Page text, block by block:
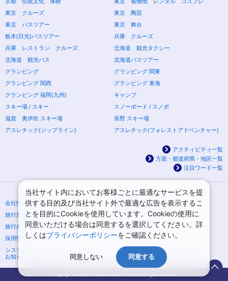
東京 クルーズ
東京 陶芸
東京 バスツアー
東京 舞台
栃木(日光)バスツアー
兵庫 クルーズ
兵庫 レストラン クルーズ
北海道 観光タクシー
北海道 観光バス
北海道バスツアー
グランピング
グランピング 関東
グランピング 関西
グランピング 東海
グランピング 福岡(九州)
キャンプ
スキー場 / スキー
スノーボード / スノボ
滋賀 奥伊吹 スキー場
長野 スキー場
アスレチック(ジップライン)
アスレチック(フォレストアドベンチャー)
アクティビティ一覧
方面・都道府県・地区一覧
注目ワード一覧
会社情報
プライバシーポリシー
旅行業登録票・約款
規約集
旅行条件書
ニュースリリース
採用情報
サイトマップ
システムメンテナンスの
お知らせ
当社サイト内においてお客様ごとに最適なサービスを提
供する目的及び当社サイト外で最適な広告を表示するこ
とを目的にCookieを使用しています。Cookieの使用に
同意いただける場合は同意するを選択してください。詳
しくはプライバシーポリシーをご確認ください。
同意しない 同意する